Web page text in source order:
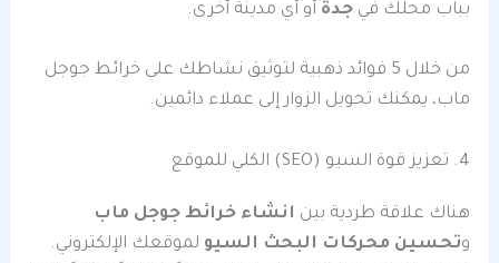
بباب محلك فيجدة أو أي مدينة أخرى.
من خلال 5 فوائد ذهبية لتوثيق نشاطك على خرائط جوجل
ماب، يمكنك تحويل الزوار إلى عملاء دائمين.
4. تعزيز قوة السيو (SEO) الكلي للموقع
هناك علاقة طردية بين انشاء خرائط جوجل ماب
وتحسين محركات البحث السيو لموقعك الإلكتروني.